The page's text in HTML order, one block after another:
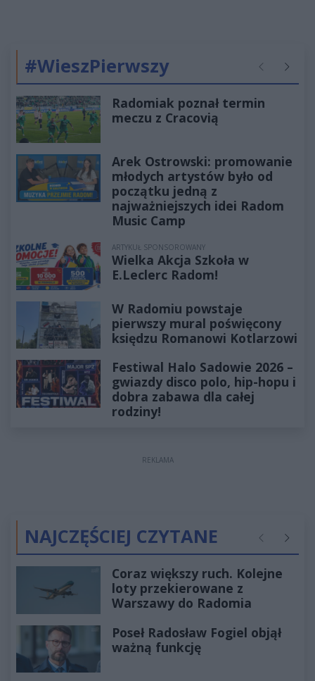
#WieszPierwszy Poprzednie
Radomiak poznał termin
meczu z Cracovią
Arek Ostrowski: promowanie
młodych artystów było od
początku jedną z
najważniejszych idei Radom
Music Camp
ARTYKUŁ SPONSOROWANY
Wielka Akcja Szkoła w
E.Leclerc Radom!
W Radomiu powstaje
pierwszy mural poświęcony
księdzu Romanowi Kotlarzowi
Festiwal Halo Sadowie 2026 –
gwiazdy disco polo, hip-hopu i
dobra zabawa dla całej
rodziny!
REKLAMA
NAJCZĘŚCIEJ CZYTANE Poprzednie
Coraz większy ruch. Kolejne
loty przekierowane z
Warszawy do Radomia
Poseł Radosław Fogiel objął
ważną funkcję